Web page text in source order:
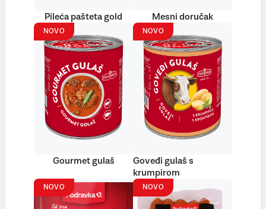
Pileća pašteta gold Mesni doručak
NOVO
Gourmet gulaš
NOVO
Goveđi gulaš s
krumpirom
NOVO NOVO